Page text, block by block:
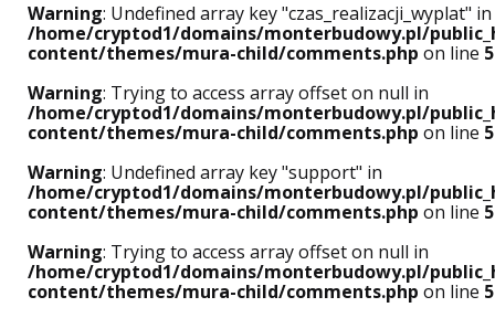
Warning: Undefined array key "czas_realizacji_wyplat" in
/home/cryptod1/domains/monterbudowy.pl/
content/themes/mura-child/comments.php on line
Warning: Trying to access array offset on null in
/home/cryptod1/domains/monterbudowy.pl/
content/themes/mura-child/comments.php on line
Warning: Undefined array key "support" in
/home/cryptod1/domains/monterbudowy.pl/
content/themes/mura-child/comments.php on line
Warning: Trying to access array offset on null in
/home/cryptod1/domains/monterbudowy.pl/
content/themes/mura-child/comments.php on line